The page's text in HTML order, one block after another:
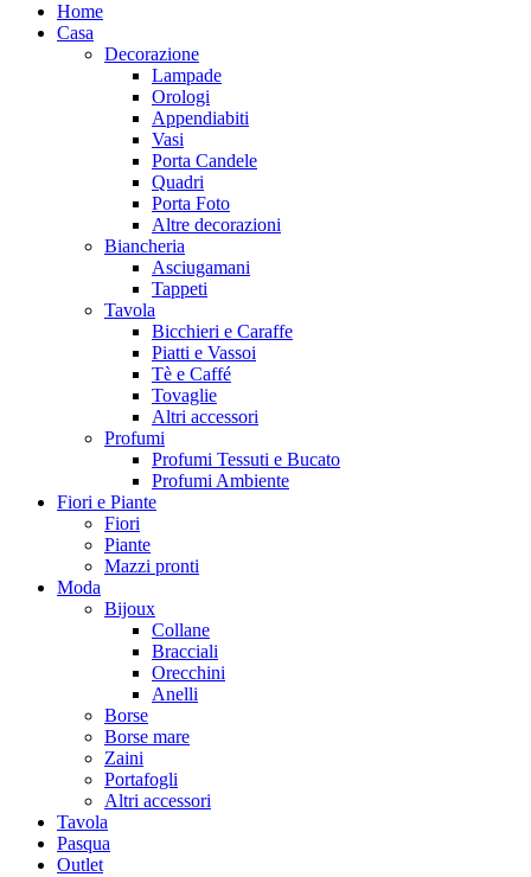
Home
Casa
Decorazione
Lampade
Orologi
Appendiabiti
Vasi
Porta Candele
Quadri
Porta Foto
Altre decorazioni
Biancheria
Asciugamani
Tappeti
Tavola
Bicchieri e Caraffe
Piatti e Vassoi
Tè e Caffé
Tovaglie
Altri accessori
Profumi
Profumi Tessuti e Bucato
Profumi Ambiente
Fiori e Piante
Fiori
Piante
Mazzi pronti
Moda
Bijoux
Collane
Bracciali
Orecchini
Anelli
Borse
Borse mare
Zaini
Portafogli
Altri accessori
Tavola
Pasqua
Outlet